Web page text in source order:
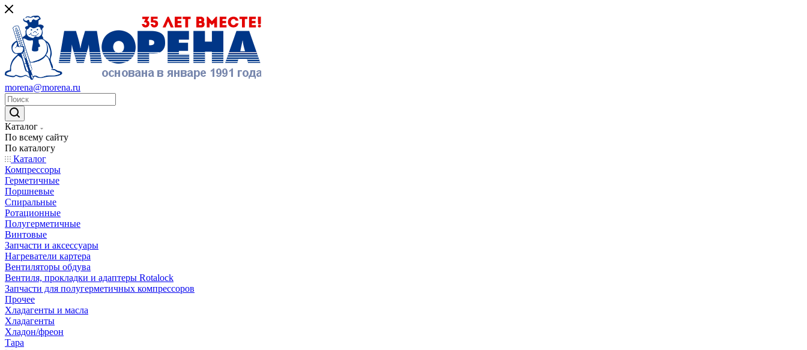
morena@morena.ru
Каталог
По всему сайту
По каталогу
Каталог
Компрессоры
Герметичные
Поршневые
Спиральные
Ротационные
Полугерметичные
Винтовые
Запчасти и аксессуары
Нагреватели картера
Вентиляторы обдува
Вентиля, прокладки и адаптеры Rotalock
Запчасти для полугерметичных компрессоров
Прочее
Хладагенты и масла
Хладагенты
Хладон/фреон
Тара